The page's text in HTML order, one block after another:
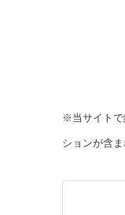
※当サイトで
ションが含